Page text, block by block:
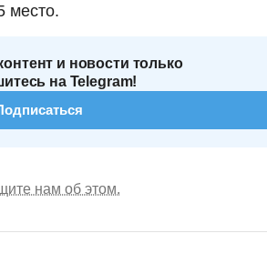
место.
и новости только
на Telegram!
нам об этом.